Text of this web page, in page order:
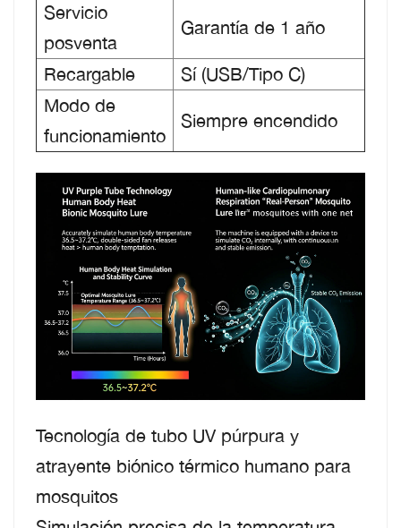
Servicio
posventa
Garantía de 1 año
Recargable
Sí (USB/Tipo C)
Modo de
funcionamiento
Siempre encendido
Tecnología de tubo UV púrpura y
atrayente biónico térmico humano para
mosquitos